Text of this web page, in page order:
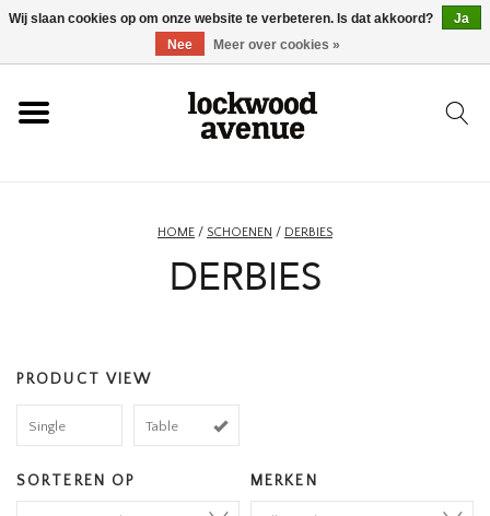
HOME
ACCESSOIRES
HOME / SCHOENEN / DERBIES
DERBIES
PRODUCT VIEW
Single Table
SORTEREN OP MERKEN
Wij slaan cookies op om onze website te verbeteren. Is dat akkoord?
Ja
Nee
Meer over cookies »